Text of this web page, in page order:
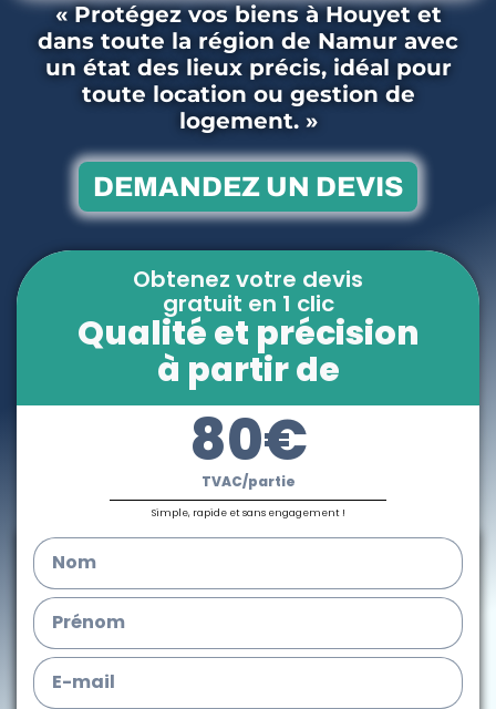
« Protégez vos biens à Houyet et
dans toute la région de Namur avec
un état des lieux précis, idéal pour
toute location ou gestion de
logement. »
DEMANDEZ UN DEVIS
Obtenez votre devis
gratuit en 1 clic
Qualité et précision
à partir de
80€
TVAC/partie
Simple, rapide et sans engagement !